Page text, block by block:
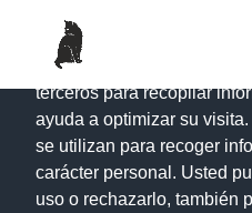
Este portal web utiliza
terceros para recopilar
ayuda a optimizar su
se utilizan para recoger
carácter personal. Usted
uso o rechazarlo, también
Día Mundial de la
el Desarrollo 10 de
porMaría|Oct 19, 2016|